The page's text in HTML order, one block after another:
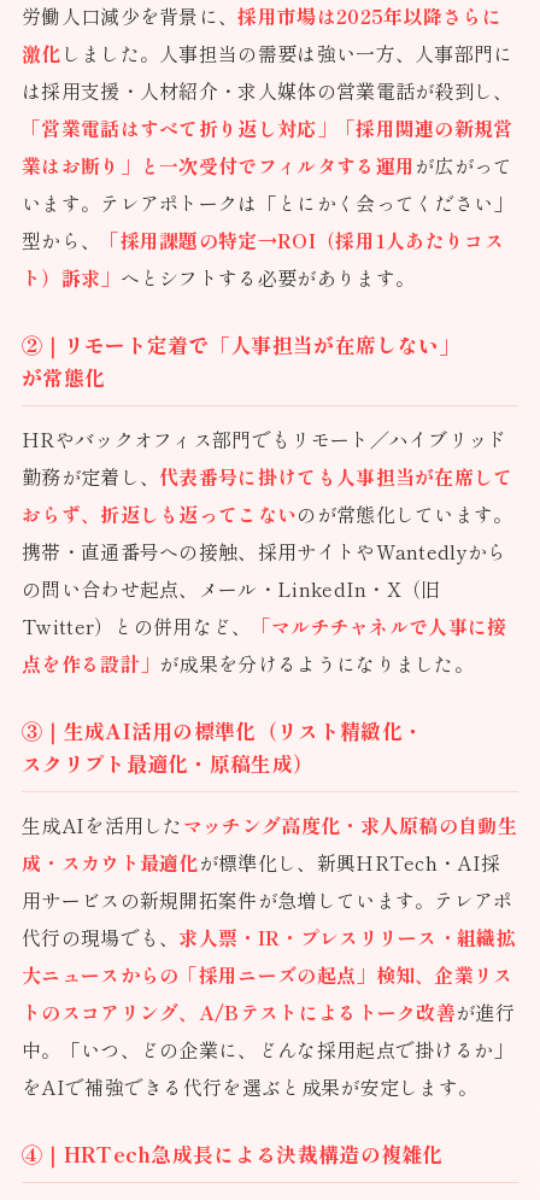
労働人口減少を背景に、採用市場は2025年以降さらに
激化 しました。人事担当の需要は強い一方、人事部門に
は採用支援・人材紹介・求人媒体の営業電話が殺到し、
「営業電話はすべて折り返し対応」「採用関連の新規営
業はお断り」と一次受付でフィルタする運用が広がって
います。テレアポトークは「とにかく会ってください」
型から、
「採用課題の特定→ROI（採用1人あたりコス
ト）訴求」 へとシフトする必要があります。
②｜リモート定着で「人事担当が在席しない」
が常態化
HRやバックオフィス部門でもリモート／ハイブリッド
勤務が定着し、 代表番号に掛けても人事担当が在席して
おらず、折返しも返ってこないのが常態化しています。
携帯・直通番号への接触、採用サイトやWantedlyから
の問い合わせ起点、メール・LinkedIn・X（旧
Twitter）との併用など、
「マルチチャネルで人事に接
点を作る設計」 が成果を分けるようになりました。
③｜生成AI活用の標準化（リスト精緻化・
スクリプト最適化・原稿生成）
生成AIを活用したマッチング高度化・求人原稿の自動生
成・スカウト最適化が標準化し、新興HRTech・AI採
用サービスの新規開拓案件が急増しています。テレアポ
代行の現場でも、 求人票・IR・プレスリリース・組織拡
大ニュースからの「採用ニーズの起点」検知、企業リス
トのスコアリング、A/Bテストによるトーク改善が進行
中。「いつ、どの企業に、どんな採用起点で掛けるか」
をAIで補強できる代行を選ぶと成果が安定します。
④｜HRTech急成長による決裁構造の複雑化